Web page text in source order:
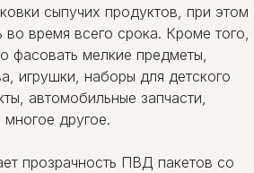
сыпучих продуктов, при этом
во время всего срока. Кроме того,
фасовать мелкие предметы,
игрушки, наборы для детского
автомобильные запчасти,
другое.
прозрачность ПВД пакетов со